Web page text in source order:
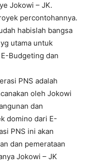
Jokowi – JK.
percontohannya.
habislah bangsa
utama untuk
Budgeting dan
PNS adalah
oleh Jokowi
dan
domino dari E-
PNS ini akan
dan pemerataan
Jokowi – JK